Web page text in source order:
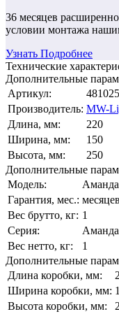
36 месяцев
условии монтажа
Узнать Подробнее
Технические
Дополнительные
Артикул:
Производитель: MW-
Длина, мм:
220
Ширина, мм:
150
Высота, мм:
250
Дополнительные
Модель:
Аманда
Гарантия, мес.: месяцев
Вес брутто, кг: 1
Серия:
Вес нетто, кг:
1
Дополнительные
Длина коробки, мм:
Ширина коробки, мм:
Высота коробки, мм: